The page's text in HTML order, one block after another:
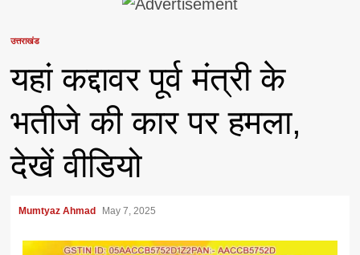
उत्तराखंड
यहां कद्दावर पूर्व मंत्री के
भतीजे की कार पर हमला,
देखें वीडियो
Mumtyaz Ahmad May 7, 2025